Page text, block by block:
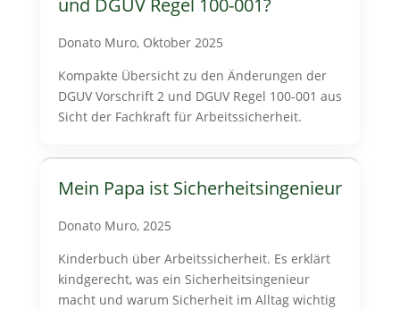
und DGUV Regel 100-001?
Donato Muro, Oktober 2025
Kompakte Übersicht zu den Änderungen der
DGUV Vorschrift 2 und DGUV Regel 100-001 aus
Sicht der Fachkraft für Arbeitssicherheit.
Mein Papa ist Sicherheitsingenieur
Donato Muro, 2025
Kinderbuch über Arbeitssicherheit. Es erklärt
kindgerecht, was ein Sicherheitsingenieur
macht und warum Sicherheit im Alltag wichtig